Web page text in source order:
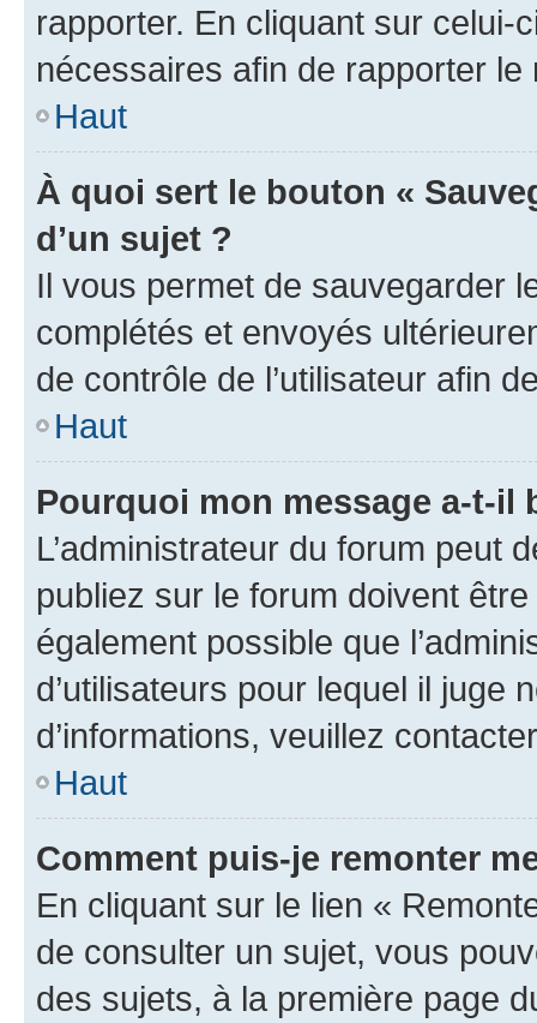
rapporter. En cliquant sur
nécessaires afin de rapporter le
Haut
À quoi sert le bouton «
d’un sujet ?
Il vous permet de sauvegarder
complétés et envoyés
de contrôle de l’utilisateur afin
Haut
Pourquoi mon message a-t-il
L’administrateur du forum peut
publiez sur le forum doivent
également possible que
d’utilisateurs pour lequel il juge
d’informations, veuillez
Haut
Comment puis-je remonter
En cliquant sur le lien «
de consulter un sujet, vous
des sujets, à la première page